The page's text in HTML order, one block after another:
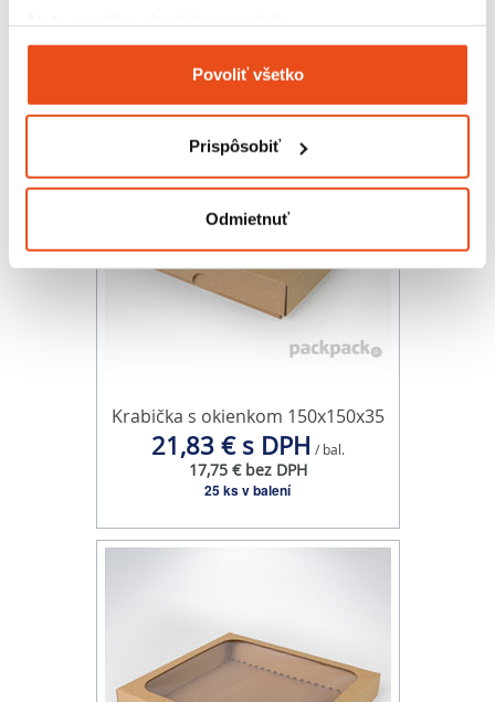
Zhromažďovať informácie o vašej geografickej
polohe s presnosťou na niekoľko metrov
Identifikovať vaše zariadenie aktívnym
Viac informácií o tom, ako sa spracúvajú vaše osobné
údaje, nájdete v časti svašimi nastaveniami
o používaní súborov cookie.
Na prispôsobenie obsahu a reklám, poskytovanie funkcií
sociálnych médií a analýzu návštevnosti používame
oblasti sociálnych médií, inzercie a analýzy. Títo partneri
môžu príslušné informácie skombinovať s ďalšími
údajmi, ktoré ste im poskytli alebo ktoré od vás získali,
Povoliť všetko
Prispôsobiť
Odmietnuť
25 ks v balení
Krabička s okienkom 150x150x35
21,83 € s DPH / bal.
17,75 € bez DPH
25 ks v balení